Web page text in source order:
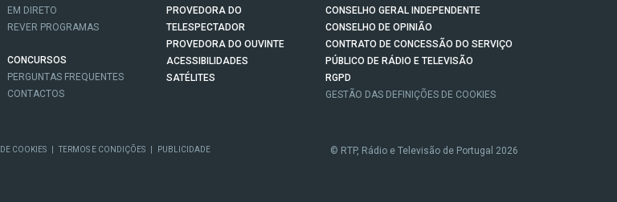
EM DIRETO
REVER PROGRAMAS
CONCURSOS
PERGUNTAS FREQUENTES
CONTACTOS
PROVEDORA DO
TELESPECTADOR
PROVEDORA DO OUVINTE
ACESSIBILIDADES
SATÉLITES
CONSELHO GERAL INDEPENDENTE
CONSELHO DE OPINIÃO
CONTRATO DE CONCESSÃO DO SERVIÇO
PÚBLICO DE RÁDIO E TELEVISÃO
RGPD
GESTÃO DAS DEFINIÇÕES DE COOKIES
COOKIES TERMOS E CONDIÇÕES PUBLICIDADE © RTP, Rádio e Televisão de Portugal 2026